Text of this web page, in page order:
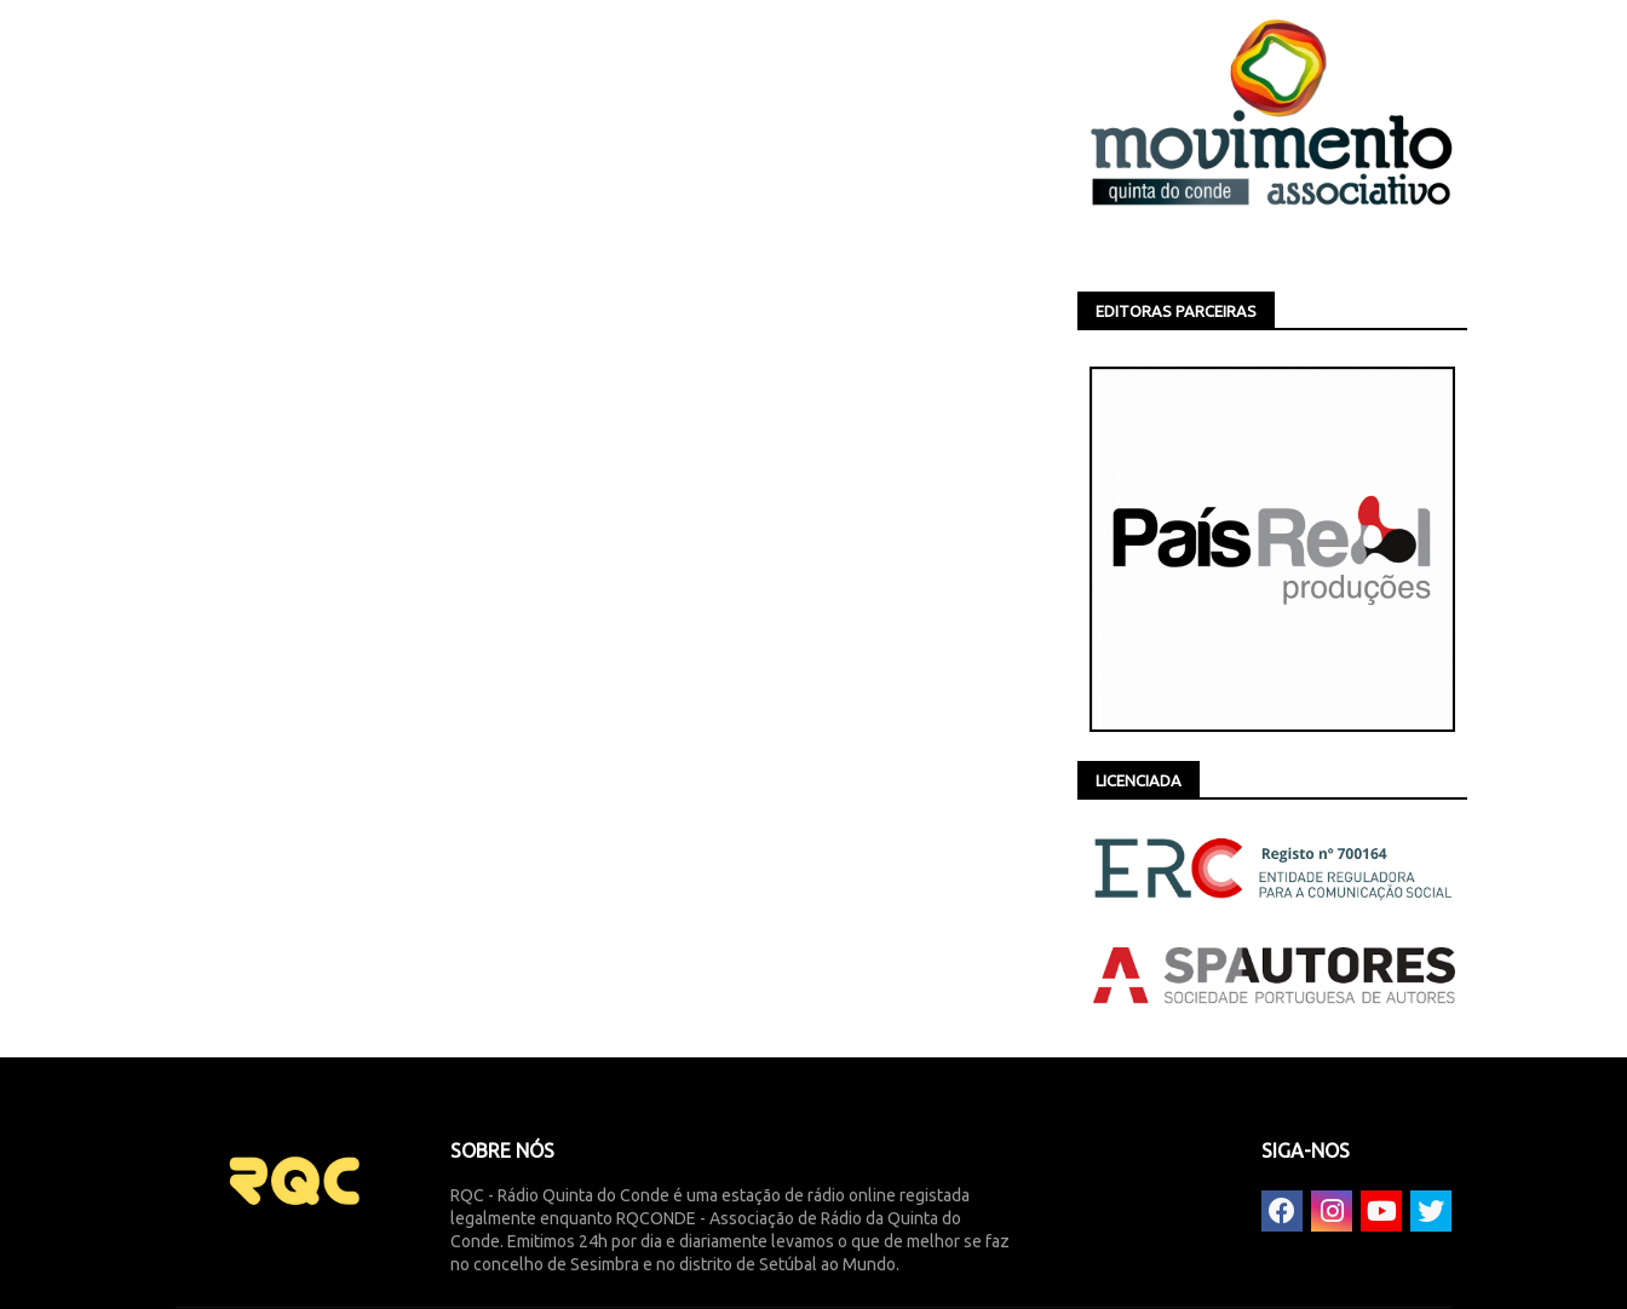
EDITORAS PARCEIRAS
LICENCIADA
SOBRE NÓS
RQC - Rádio Quinta do Conde é uma estação de rádio online registada
legalmente enquanto RQCONDE - Associação de Rádio da Quinta do
Conde. Emitimos 24h por dia e diariamente levamos o que de melhor se faz
no concelho de Sesimbra e no distrito de Setúbal ao Mundo.
SIGA-NOS